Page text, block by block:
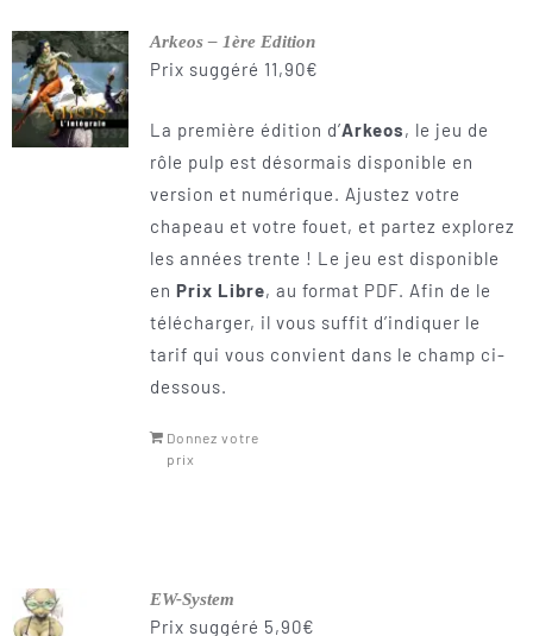
Arkeos – 1ère Edition
Prix suggéré 11,90€
La première édition d’Arkeos, le jeu de
rôle pulp est désormais disponible en
version et numérique. Ajustez votre
chapeau et votre fouet, et partez explorez
les années trente ! Le jeu est disponible
en Prix Libre, au format PDF. Afin de le
télécharger, il vous suffit d’indiquer le
tarif qui vous convient dans le champ ci-
dessous.
Donnez votre
prix
EW-System
Prix suggéré 5,90€